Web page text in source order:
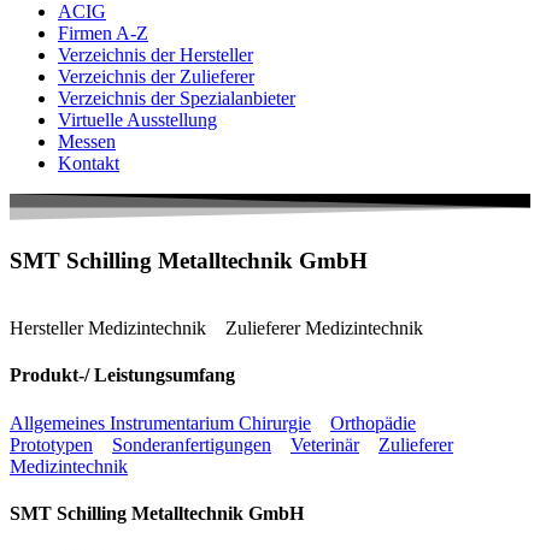
ACIG
Firmen A-Z
Verzeichnis der Hersteller
Verzeichnis der Zulieferer
Verzeichnis der Spezialanbieter
Virtuelle Ausstellung
Messen
Kontakt
SMT Schilling Metalltechnik GmbH
Hersteller Medizintechnik Zulieferer Medizintechnik
Produkt-/ Leistungsumfang
Allgemeines Instrumentarium Chirurgie
Orthopädie
Prototypen
Sonderanfertigungen Veterinär
Zulieferer
Medizintechnik
SMT Schilling Metalltechnik GmbH